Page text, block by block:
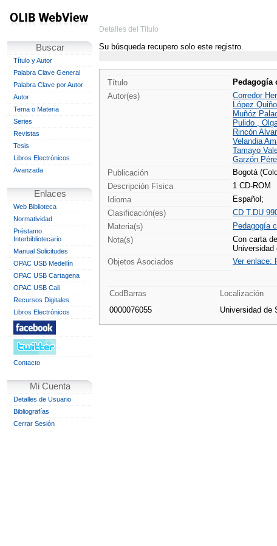
Buscar
Título y Autor
Palabra Clave General
Palabra Clave por Autor
Autor
Tema o Materia
Series
Revistas
Tesis
Libros Electrónicos
Avanzada
Enlaces
Web Biblioteca
Normatividad
Préstamo
Interbibliotecario
Manual Solicitudes
OPAC USB Medellín
OPAC USB Cartagena
OPAC USB Cali
Recursos Digitales
Libros Electrónicos
Contacto
Mi Cuenta
Detalles de Usuario
Bibliografías
Cerrar Sesión
Detalles del Título
Su búsqueda recupero solo este registro.
Título Pedagogía
Autor(es)
Corredor
López
Muñóz
Pulido ,
Rincón
Velandia
Tamayo
Garzón
Publicación
Bogotá
Descripción Física
1 CD-ROM
Idioma
Español;
Clasificación(es)
CD T.DU
Materia(s)
Pedagogía
Nota(s)
Con carta
Universidad
Objetos Asociados
Ver enlace:
CodBarras
Localización
0000076055
Universidad de